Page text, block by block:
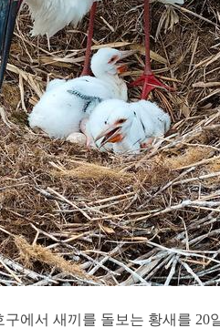
에서 새끼를 돌보는 황새를 20